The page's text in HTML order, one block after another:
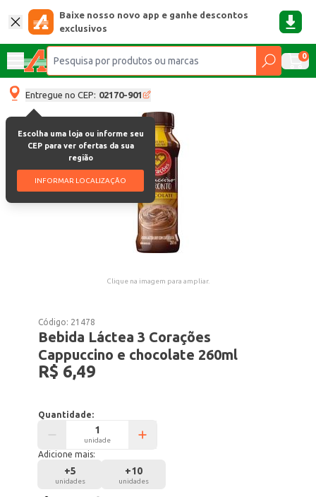
Baixe nosso novo app e ganhe descontos
exclusivos
0
Entregue no CEP: 02170-901
Escolha uma loja ou informe seu
CEP para ver ofertas da sua
região
INFORMAR LOCALIZAÇÃO
Clique na imagem para ampliar.
Código: 21478
Bebida Láctea 3 Corações
Cappuccino e chocolate 260ml
R$ 6,49
Quantidade:
unidade
Adicione mais:
+5
unidades
+10
unidades